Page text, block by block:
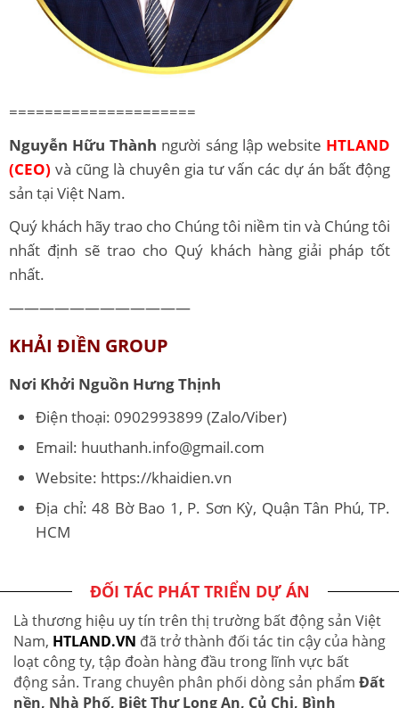
=====================
Nguyễn Hữu Thành người sáng lập website HTLAND
(CEO) và cũng là chuyên gia tư vấn các dự án bất động
sản tại Việt Nam.
Quý khách hãy trao cho Chúng tôi niềm tin và Chúng tôi
nhất định sẽ trao cho Quý khách hàng giải pháp tốt
nhất.
————————————
KHẢI ĐIỀN GROUP
Nơi Khởi Nguồn Hưng Thịnh
Điện thoại: 0902993899 (Zalo/Viber)
Email: huuthanh.info@gmail.com
Website: https://khaidien.vn
Địa chỉ: 48 Bờ Bao 1, P. Sơn Kỳ, Quận Tân Phú, TP.
HCM
ĐỐI TÁC PHÁT TRIỂN DỰ ÁN
Là thương hiệu uy tín trên thị trường bất động sản Việt
Nam, HTLAND.VN đã trở thành đối tác tin cậy của hàng
loạt công ty, tập đoàn hàng đầu trong lĩnh vực bất
động sản. Trang chuyên phân phối dòng sản phẩm Đất
nền, Nhà Phố, Biệt Thự Long An, Củ Chi, Bình